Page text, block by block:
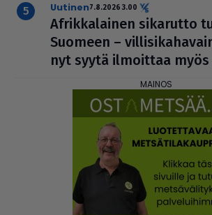
uutinen7.8.2026 3.00
Afrik­ka­lai­nen sikarutto
Suomeen –
nyt syytä ilmoittaa